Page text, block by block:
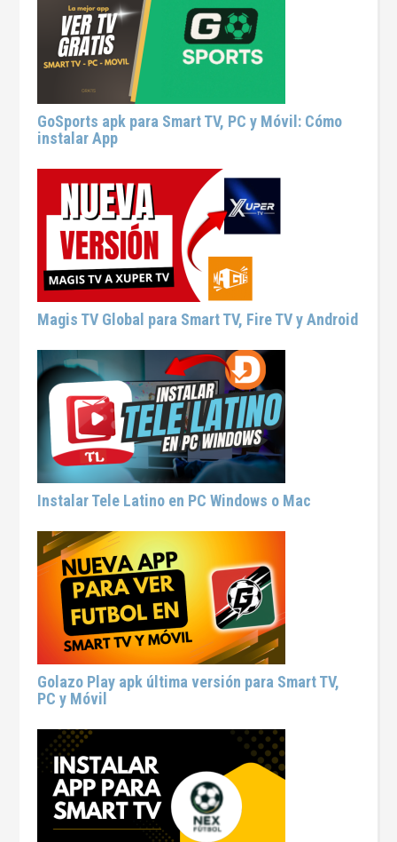
GoSports apk para Smart TV, PC y Móvil: Cómo
instalar App
Magis TV Global para Smart TV, Fire TV y Android
Instalar Tele Latino en PC Windows o Mac
Golazo Play apk última versión para Smart TV,
PC y Móvil